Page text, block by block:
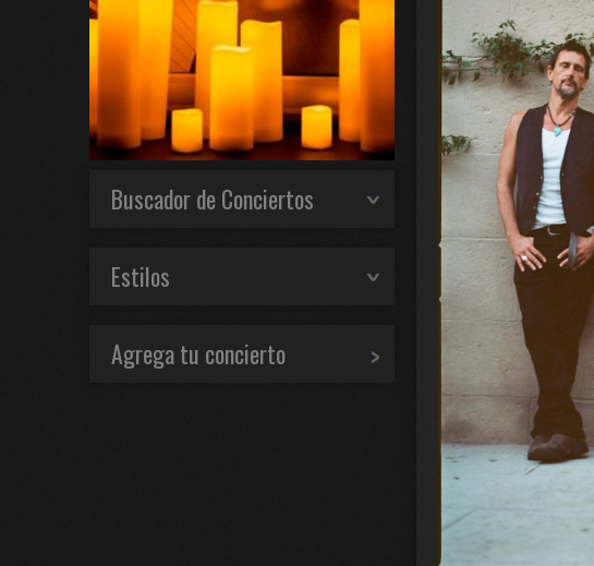
Buscador de Conciertos
Estilos
Agrega tu concierto